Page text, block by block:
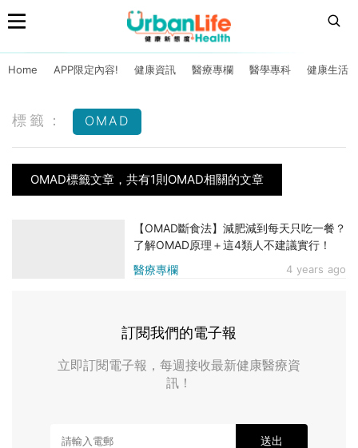
Home APP限定內容! 健康資訊 醫療專欄 醫學專科 健康生活
標籤： OMAD
OMAD標籤文章，共有1則OMAD相關的文章
醫療專欄 4 years ago
【OMAD斷食法】減肥減到每天只吃一餐？
了解OMAD原理＋這4類人不建議實行！
訂閱我們的電子報
立即訂閱電子報，每週接收最新健康醫療資
訊！
送出